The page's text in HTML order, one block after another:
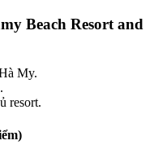
Beach Resort and
My.
resort.